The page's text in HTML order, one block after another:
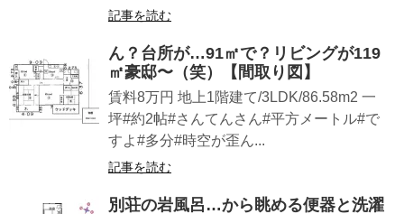
記事を読む
ん？台所が…91㎡で？リビングが119
㎡︎豪邸〜（笑）【間取り図】
賃料8万円 地上1階建て/3LDK/86.58m2 一
坪#約2帖#さんてんさん#平方メートル#で
すよ#多分#時空が歪ん...
記事を読む
別荘の岩風呂…から眺める便器と洗濯